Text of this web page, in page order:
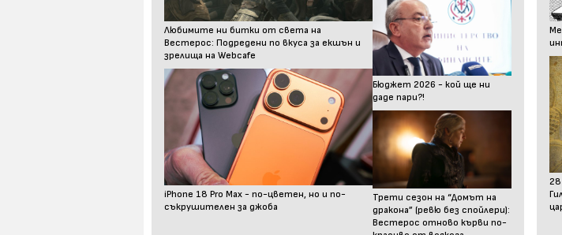
Любимите ни битки от света на
Вестерос: Подредени по вкуса за екшън и
зрелища на Webcafe
iPhone 18 Pro Max - по-цветен, но и по-
съкрушителен за джоба
Бюджет 2026 - кой ще ни
даде пари?!
Трети сезон на “Домът на
дракона” (ревю без спойлери):
Вестерос отново кърви по-